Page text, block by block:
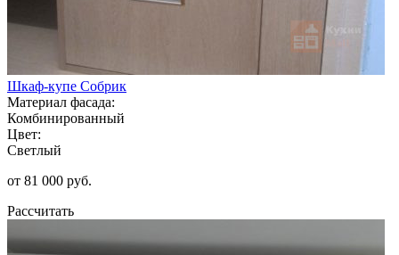
Шкаф-купе Собрик
Материал фасада:
Комбинированный
Цвет:
Светлый
от 81 000 руб.
Рассчитать